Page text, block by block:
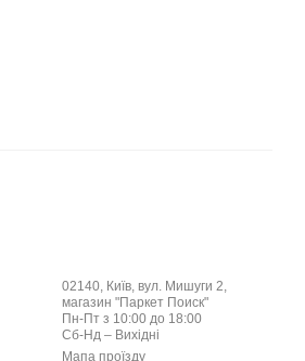
02140, Київ, вул. Мишуги 2,
магазин "Паркет Поиск"
Пн-Пт з 10:00 до 18:00
Сб-Нд – Вихідні
Мапа проїзду